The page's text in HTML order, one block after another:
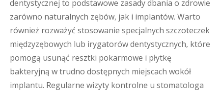
dentystycznej to podstawowe zasady dbania o zdrowie
zarówno naturalnych zębów, jak i implantów. Warto
również rozważyć stosowanie specjalnych szczoteczek
międzyzębowych lub irygatorów dentystycznych, które
pomogą usunąć resztki pokarmowe i płytkę
bakteryjną w trudno dostępnych miejscach wokół
implantu. Regularne wizyty kontrolne u stomatologa